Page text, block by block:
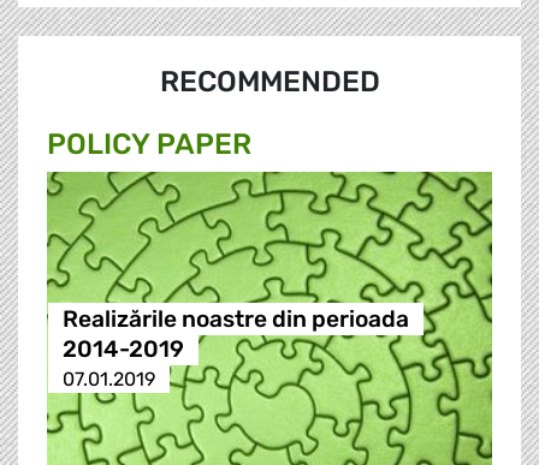
RECOMMENDED
POLICY PAPER
Realizările noastre din perioada
2014-2019
07.01.2019